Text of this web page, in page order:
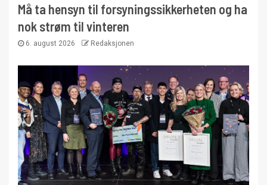
Må ta hensyn til forsyningssikkerheten og ha
nok strøm til vinteren
6. august 2026 Redaksjonen